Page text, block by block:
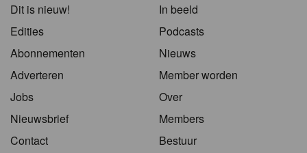
Dit is nieuw!
Edities
Abonnementen
Adverteren
Jobs
Nieuwsbrief
Contact
In beeld
Podcasts
Nieuws
Member worden
Over
Members
Bestuur